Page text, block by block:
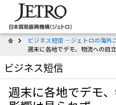
ビジネス短信 ―ジェトロの海外
週末に各地でデモ、物流への目
ビジネス短信
週末に各地でデモ